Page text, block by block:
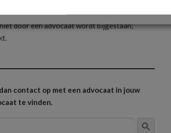
door een advocaat wordt bijgestaan;
contact op met een advocaat in jouw
te vinden.
ZOEKKNOP